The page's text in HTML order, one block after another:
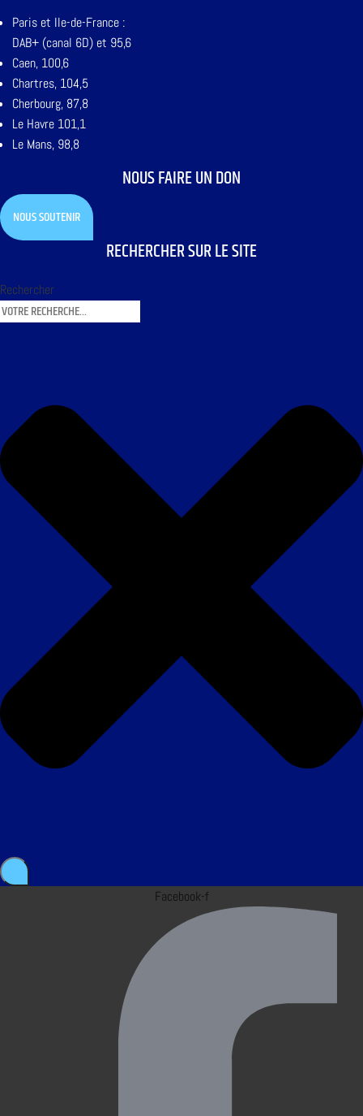
Paris et Ile-de-France :
DAB+ (canal 6D) et 95,6
Caen, 100,6
Chartres, 104,5
Cherbourg, 87,8
Le Havre 101,1
Le Mans, 98,8
NOUS FAIRE UN DON
NOUS SOUTENIR
RECHERCHER SUR LE SITE
Rechercher
Facebook-f